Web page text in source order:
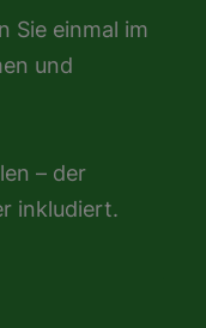
Sie einmal im
und
– der
inkludiert.